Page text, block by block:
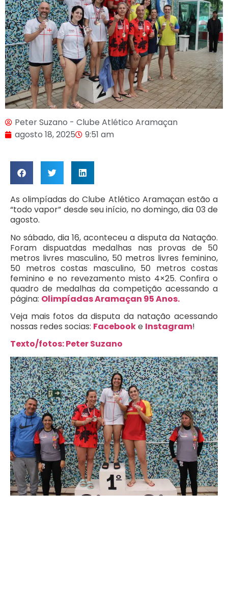
Peter Suzano - Clube Atlético Aramaçan
agosto 18, 2025
9:51 am
As olimpíadas do Clube Atlético Aramaçan estão a
“todo vapor” desde seu início, no domingo, dia 03 de
agosto.
No sábado, dia 16, aconteceu a disputa da Natação.
Foram dispuatdas medalhas nas provas de 50
metros livres masculino, 50 metros livres feminino,
50 metros costas masculino, 50 metros costas
feminino e no revezamento misto 4×25. Confira o
quadro de medalhas da competição acessando a
página: Olimpíadas Aramaçan 95 Anos.
Veja mais fotos da disputa da natação acessando
nossas redes socias: Facebooke Instagram!
Texto/fotos: Peter Suzano